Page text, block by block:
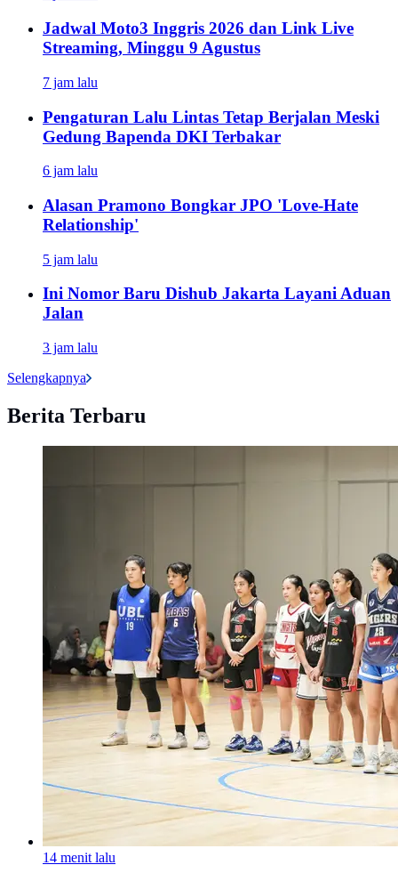
Jadwal Moto3 Inggris 2026 dan Link Live
Streaming, Minggu 9 Agustus
7 jam lalu
Pengaturan Lalu Lintas Tetap Berjalan Meski
Gedung Bapenda DKI Terbakar
6 jam lalu
Alasan Pramono Bongkar JPO 'Love-Hate
Relationship'
5 jam lalu
Ini Nomor Baru Dishub Jakarta Layani Aduan
Jalan
3 jam lalu
Selengkapnya
Berita Terbaru
14 menit lalu